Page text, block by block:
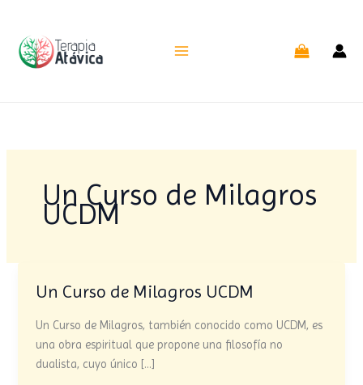
contenido
Un Curso de Milagros
UCDM
Un Curso de Milagros UCDM
Un Curso de Milagros, también conocido como UCDM, es
una obra espiritual que propone una filosofía no
dualista, cuyo único […]
Un
de
Milagros
UCDM